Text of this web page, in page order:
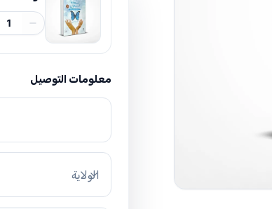
1
معلومات التوصيل
الولاية